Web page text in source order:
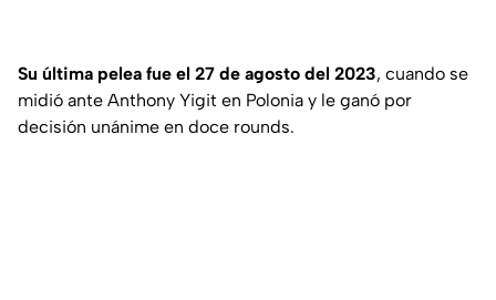
Su última pelea fue el 27 de agosto del 2023, cuando se
midió ante Anthony Yigit en Polonia y le ganó por
decisión unánime en doce rounds.